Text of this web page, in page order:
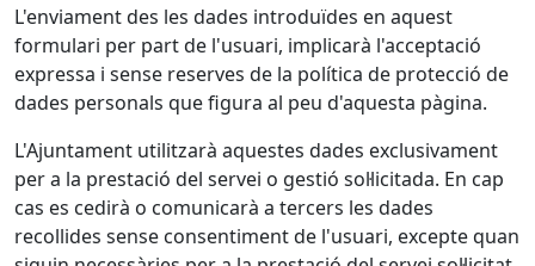
L'enviament des les dades introduïdes en aquest
formulari per part de l'usuari, implicarà l'acceptació
expressa i sense reserves de la política de protecció de
dades personals que figura al peu d'aquesta pàgina.
L'Ajuntament utilitzarà aquestes dades exclusivament
per a la prestació del servei o gestió sol·licitada. En cap
cas es cedirà o comunicarà a tercers les dades
recollides sense consentiment de l'usuari, excepte quan